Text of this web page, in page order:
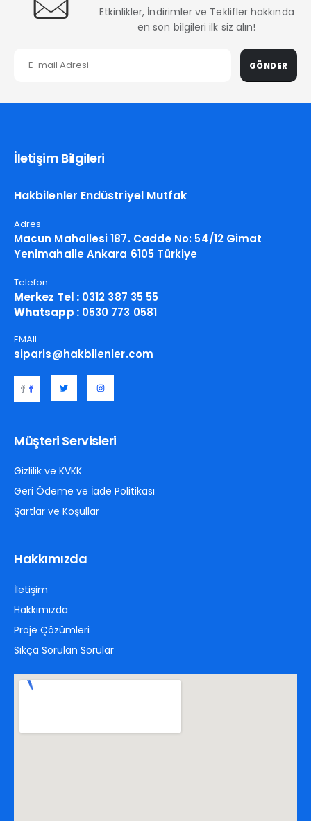
Etkinlikler, İndirimler ve Teklifler hakkında
en son bilgileri ilk siz alın!
GÖNDER
İletişim Bilgileri
Hakbilenler Endüstriyel Mutfak
Adres
Macun Mahallesi 187. Cadde No: 54/12 Gimat
Yenimahalle Ankara 6105 Türkiye
Telefon
Merkez Tel :0312 387 35 55
Whatsapp :0530 773 0581
EMAIL
siparis@hakbilenler.com
Müşteri Servisleri
Gizlilik ve KVKK
Geri Ödeme ve İade Politikası
Şartlar ve Koşullar
Hakkımızda
İletişim
Hakkımızda
Proje Çözümleri
Sıkça Sorulan Sorular